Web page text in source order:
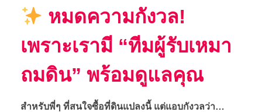
หมดความกังวล!
เพราะเรามี “ทีมผู้รับเหมา
ถมดิน” พร้อมดูแลคุณ
สำหรับพี่ๆ ที่สนใจซื้อที่ดินแปลงนี้ แต่แอบกังวลว่า…